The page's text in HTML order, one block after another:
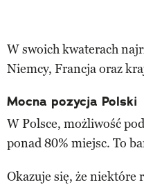
W swoich kwaterach
Niemcy, Francja oraz
Mocna pozycja Polski
W Polsce, możliwość
ponad 80% miejsc. To
Okazuje się, że niektóre